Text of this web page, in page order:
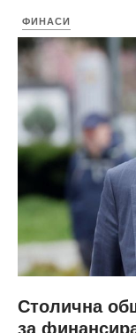
ФИНАСИ
Столична
за